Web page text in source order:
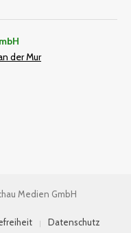
der Mur
Medien GmbH
Datenschutz